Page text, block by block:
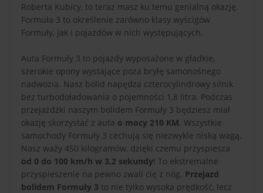
Roberta Kubicy, to teraz masz ku temu genialną okazję.
Formuła 3 to określenie zarówno klasy wyścigów
Formuły, jak i pojazdów w nich występujących.
Auta Formuły 3 to pojazdy wyposażone w gładkie,
szerokie opony wystające poza bryłę samonośnego
nadwozia. Nasz bolid napędza czterocylindrowy silnik
bez turbodoładowania o pojemności 1,8 litra. Podczas
przejażdżki naszym bolidem Formuły 3 będziesz miał
okazję skorzystać z auta o mocy 210 KM. Wszystkie
samochody Formuły 3 cechują się niezwykle niską wagą.
Nasz waży 450 kilogramów, dzięki czemu przyspiesza
od 0 do 100 km/h w 3,2 sekundy! To ekstremalne
przyspieszenie na pewno zwali cię z nóg. Przejazd
bolidem Formuły 3 to nie tylko wysoka prędkość, lecz